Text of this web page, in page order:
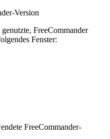
Version
FreeCommander
Fenster:
FreeCommander-